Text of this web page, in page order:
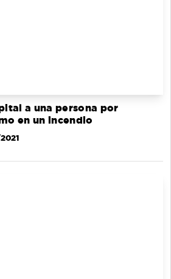
a una persona por
en un incendio